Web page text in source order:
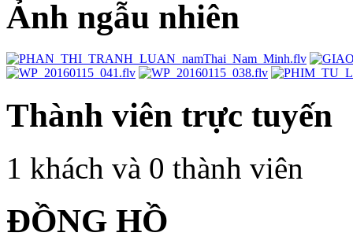
Ảnh ngẫu nhiên
Thành viên trực tuyến
1 khách và 0 thành viên
ĐỒNG HỒ